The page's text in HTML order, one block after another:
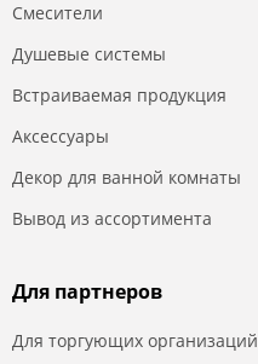
Смесители
Душевые системы
Встраиваемая продукция
Аксессуары
Декор для ванной комнаты
Вывод из ассортимента
Для партнеров
Для торгующих организаций